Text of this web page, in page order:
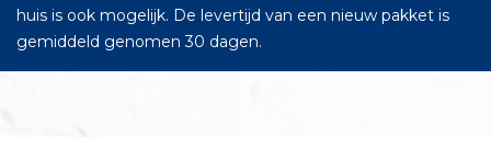
huis is ook mogelijk. De levertijd van een nieuw pakket is
gemiddeld genomen 30 dagen.